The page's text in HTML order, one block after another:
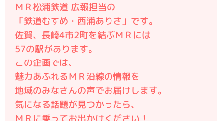
ＭＲ松浦鉄道 広報担当の
「鉄道むすめ・西浦ありさ」です。
佐賀、長崎4市2町を結ぶＭＲには
57の駅があります。
この企画では、
魅力あふれるＭＲ沿線の情報を
地域のみなさんの声でお届けします。
気になる話題が見つかったら、
ＭＲに乗ってお出かけください！